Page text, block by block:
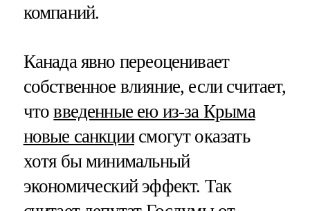
компаний.
Канада явно переоценивает
собственное влияние, если считает,
чтовведенные ею из-за Крыма
новые санкциисмогут оказать
хотя бы минимальный
экономический эффект. Так